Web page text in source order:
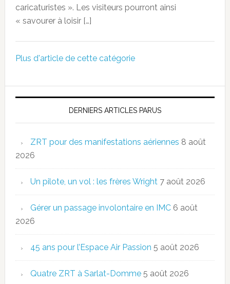
caricaturistes ». Les visiteurs pourront ainsi
« savourer à loisir […]
Plus d'article de cette catégorie
DERNIERS ARTICLES PARUS
ZRT pour des manifestations aériennes 8 août
2026
Un pilote, un vol : les frères Wright 7 août 2026
Gérer un passage involontaire en IMC 6 août
2026
45 ans pour l’Espace Air Passion 5 août 2026
Quatre ZRT à Sarlat-Domme 5 août 2026